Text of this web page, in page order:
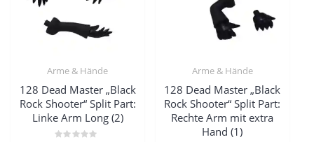
Arme & Hände
128 Dead Master „Black
Rock Shooter“ Split Part:
Linke Arm Long (2)
Arme & Hände
128 Dead Master „Black
Rock Shooter“ Split Part:
Rechte Arm mit extra
Hand (1)